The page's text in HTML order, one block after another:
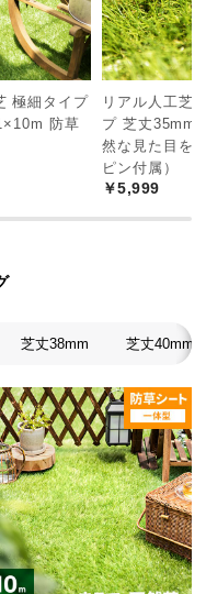
極細タイプ
防草
リアル人工芝
プ 芝丈35mm
然な見た目を
ピン付属）
￥5,999
芝丈38mm 芝丈40mm